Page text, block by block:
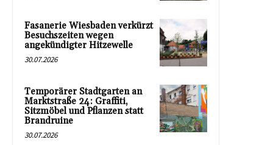
Fasanerie Wiesbaden verkürzt
Besuchszeiten wegen
angekündigter Hitzewelle
30.07.2026
Temporärer Stadtgarten an
Marktstraße 24: Graffiti,
Sitzmöbel und Pflanzen statt
Brandruine
30.07.2026